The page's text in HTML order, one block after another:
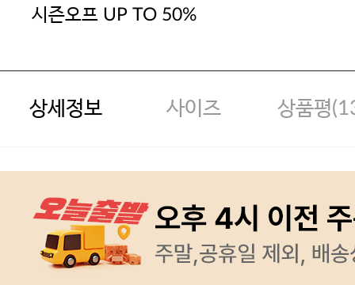
시즌오프 UP TO 50%
상세정보 사이즈 상품평(